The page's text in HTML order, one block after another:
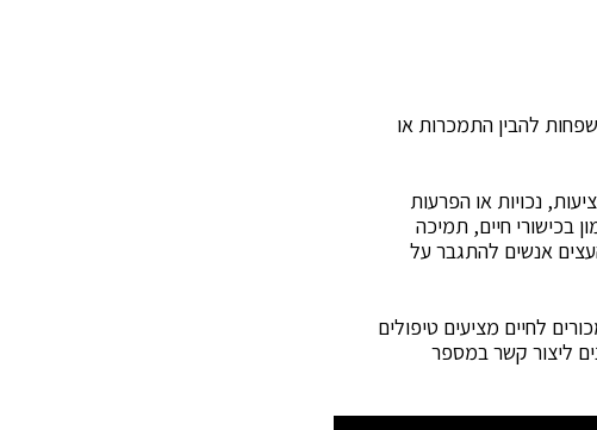
להבין התמכרות או
נכויות או הפרעות
בכישורי חיים, תמיכה
אנשים להתגבר על
לחיים מציעים טיפולים
ליצור קשר במספר